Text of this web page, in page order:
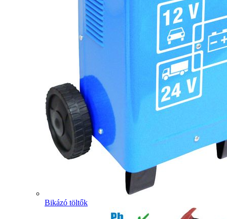
Bikázó töltők